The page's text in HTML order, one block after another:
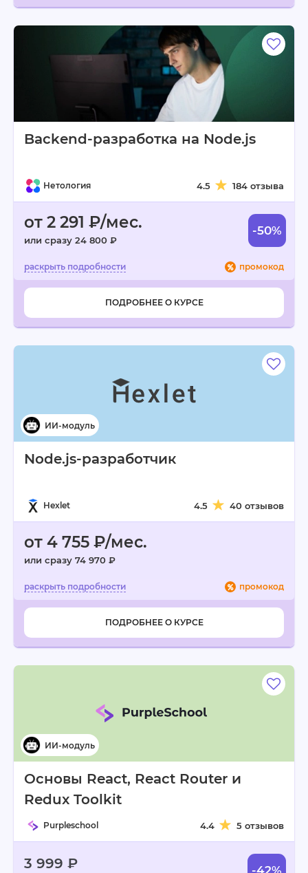
Backend-разработка на Node.js
Нетология 4.5 184 отзыва
от 2 291 ₽/мес.
или сразу 24 800 ₽
-50%
промокод
ПОДРОБНЕЕ О КУРСЕ
Node.js-разработчик
Hexlet 4.5 40 отзывов
от 4 755 ₽/мес.
или сразу 74 970 ₽
промокод
ПОДРОБНЕЕ О КУРСЕ
Основы React, React Router и
Redux Toolkit
Purpleschool 4.4 5 отзывов
3 999 ₽ -42%